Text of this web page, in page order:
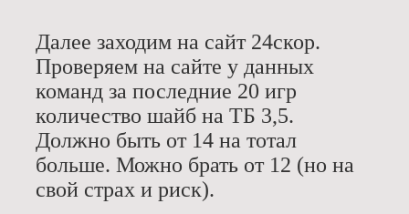
Далее заходим на сайт 24скор.
Проверяем на сайте у данных
команд за последние 20 игр
количество шайб на ТБ 3,5.
Должно быть от 14 на тотал
больше. Можно брать от 12 (но на
свой страх и риск).